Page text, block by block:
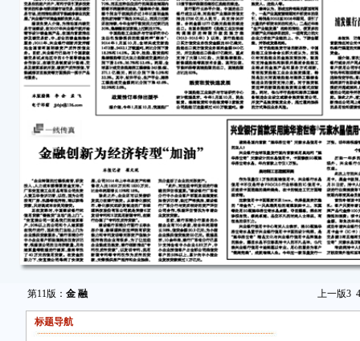
第11版： 金 融 上一版3 4
标题导航